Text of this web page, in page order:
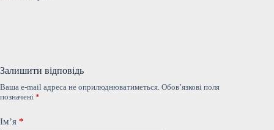
Залишити відповідь
Ваша e-mail адреса не оприлюднюватиметься. Обов’язкові поля
позначені *
Ім’я *